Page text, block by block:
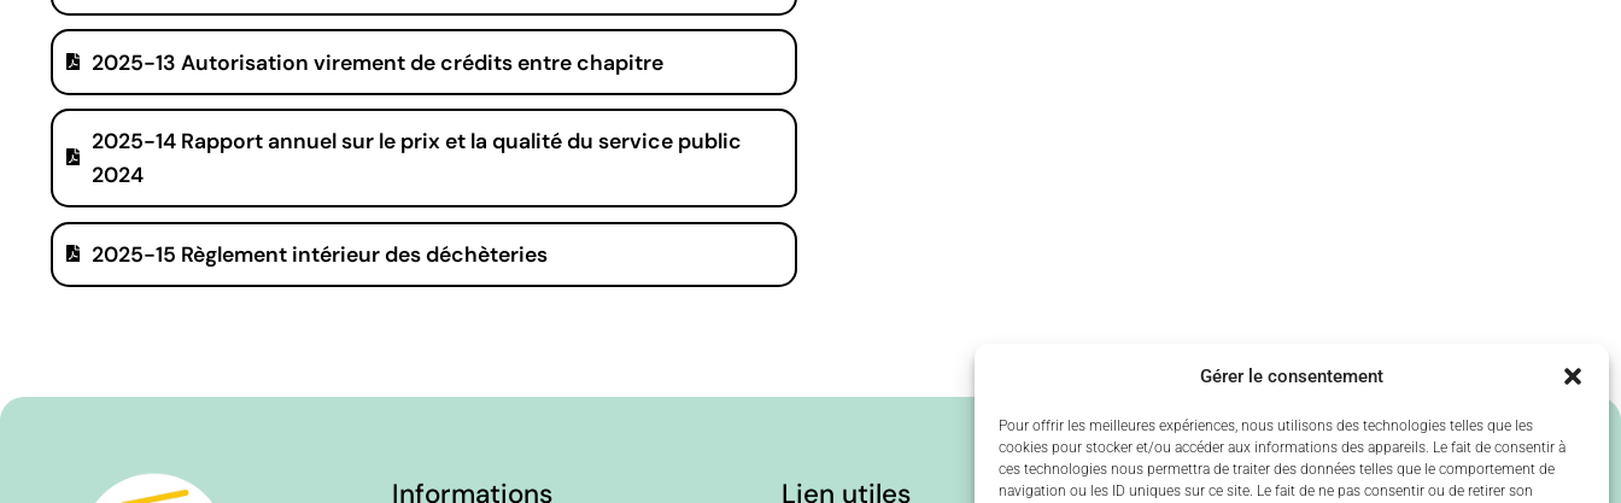
Gérer le consentement
Pour offrir les meilleures expériences, nous utilisons des technologies telles que les
cookies pour stocker et/ou accéder aux informations des appareils. Le fait de consentir à
ces technologies nous permettra de traiter des données telles que le comportement de
navigation ou les ID uniques sur ce site. Le fait de ne pas consentir ou de retirer son
2025-13 Autorisation virement de crédits entre chapitre
2025-14 Rapport annuel sur le prix et la qualité du service public
2024
2025-15 Règlement intérieur des déchèteries
Informations Lien utiles Nos principaux partenaires